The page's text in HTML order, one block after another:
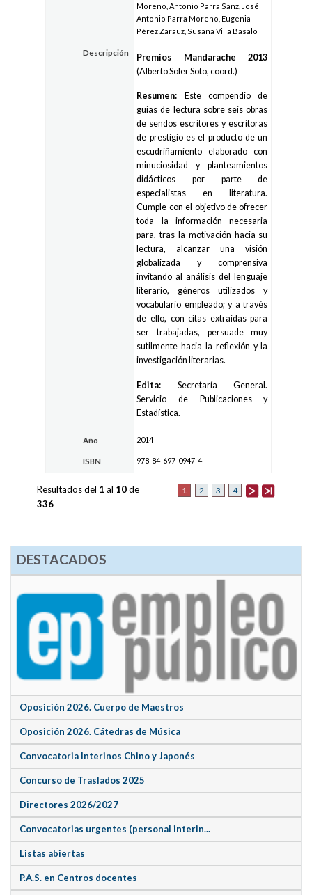
Moreno, Antonio Parra Sanz, José
Antonio Parra Moreno, Eugenia
Pérez Zarauz, Susana Villa Basalo
Descripción
Premios Mandarache 2013
(Alberto Soler Soto, coord.)
Resumen:
Este compendio de
guías de lectura sobre seis obras
de sendos escritores y escritoras
de prestigio es el producto de un
escudriñamiento elaborado con
minuciosidad y planteamientos
didácticos por parte de
especialistas en literatura.
Cumple con el objetivo de ofrecer
toda la información necesaria
para, tras la motivación hacia su
lectura, alcanzar una visión
globalizada y comprensiva
invitando al análisis del lenguaje
literario, géneros utilizados y
vocabulario empleado; y a través
de ello, con citas extraídas para
ser trabajadas, persuade muy
sutilmente hacia la reflexión y la
investigación literarias.
Edita: Secretaría General.
Servicio de Publicaciones y
Estadística.
Año 2014
ISBN 978-84-697-0947-4
1 2 3 4
Resultados del 1 al 10de
336
DESTACADOS
Oposición 2026. Cuerpo de Maestros
Oposición 2026. Cátedras de Música
Convocatoria Interinos Chino y Japonés
Concurso de Traslados 2025
Directores 2026/2027
Convocatorias urgentes (personal interin...
Listas abiertas
P.A.S. en Centros docentes